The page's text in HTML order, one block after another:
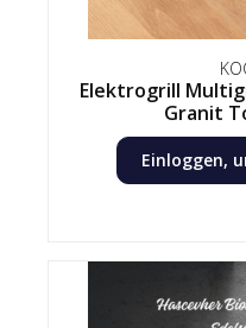
Elektrogrill
Granit
Einloggen,